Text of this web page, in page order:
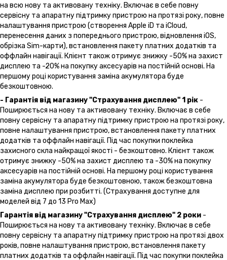
на всю нову та активовану техніку. Включає в себе повну
сервісну та апаратну підтримку пристрою на протязі року, повне
налаштування пристрою (створення Apple iD та iCloud,
перенесення даних з попереднього пристрою, відновлення іOS,
обрізка Sim-карти), встановлення пакету платних додатків та
оффлайн навігації. Клієнт також отримує знижку -50% на захист
дисплею та -20% на покупку аксесуарів на постійній основі. На
першому році користування заміна акумулятора буде
безкоштовною.
- Гарантія від магазину "Страхування дисплею" 1 рік -
Поширюється на нову та активовану техніку. Включає в себе
повну сервісну та апаратну підтримку пристрою на протязі року,
повне налаштування пристрою, встановлення пакету платних
додатків та оффлайн навігації. Під час покупки поклейка
захисного скла найкращої якості - безкоштовно. Клієнт також
отримує знижку -50% на захист дисплею та -30% на покупку
аксесуарів на постійній основі. На першому році користування
заміна акумулятора буде безкоштовною, також безкоштовна
заміна дисплею при розбитті. (Страхування доступне для
моделей від 7 до 13 Pro Max)
Гарантія від магазину "Страхування дисплею" 2 роки -
Поширюється на нову та активовану техніку. Включає в себе
повну сервісну та апаратну підтримку пристрою на протязі двох
років, повне налаштування пристрою, встановлення пакету
платних додатків та оффлайн навігації. Під час покупки поклейка